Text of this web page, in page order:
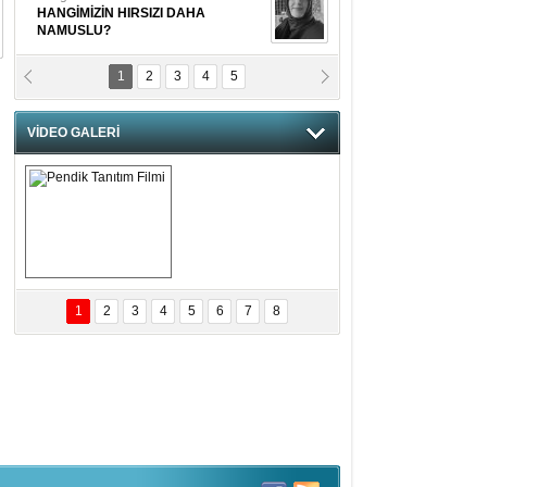
HANGİMİZİN HIRSIZI DAHA
NAMUSLU?
Prof. Dr. Cahit Kurbanoğlu
Fatma Saçak Akbulut
SANAL KERHANE!
Abbas Levent Ertekin
Sanal Medyanın Dijital Savaş Alanı
1 2 3 4 5
VİDEO GALERİ
Pendik Tanıtım
Filmi
1 2 3 4 5 6 7 8